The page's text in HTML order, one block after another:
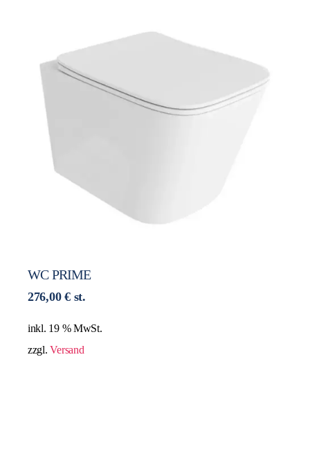
WC PRIME
276,00€ st.
inkl. 19 % MwSt.
zzgl.Versand